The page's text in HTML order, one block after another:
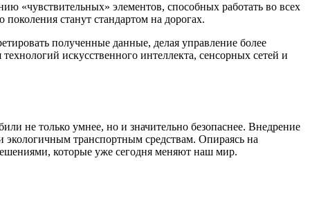
«чувствительных» элементов, способных работать во всех
станут стандартом на дорогах.
полученные данные, делая управление более
искусственного интеллекта, сенсорных сетей и
не только умнее, но и значительно безопаснее. Внедрение
транспортным средствам. Опираясь на
которые уже сегодня меняют наш мир.